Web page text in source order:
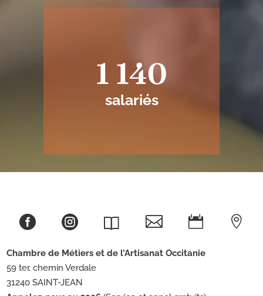
1 140
salariés
    
Chambre de Métiers et de l’ArtisanatOccitanie
59 ter, chemin Verdale
31240 SAINT-JEAN